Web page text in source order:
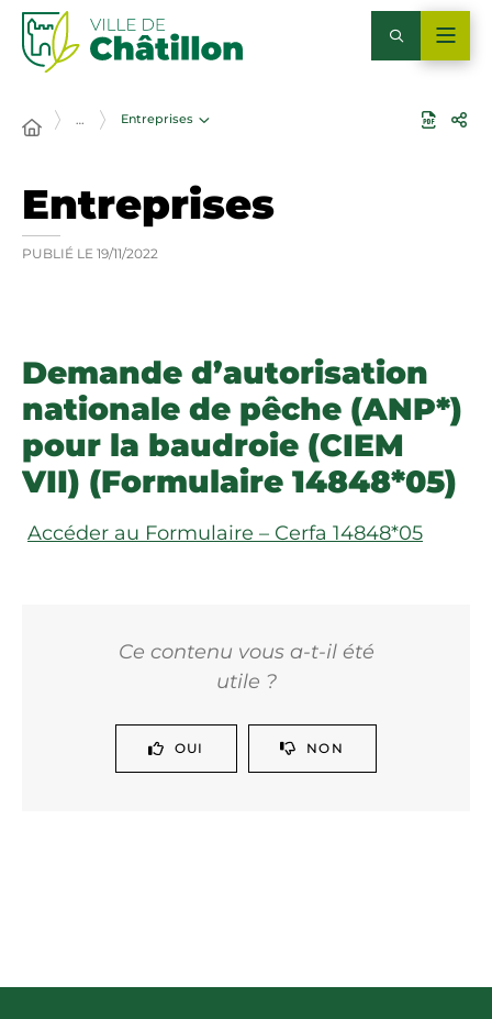
… Entreprises
Entreprises
PUBLIÉ LE 19/11/2022
Demande d’autorisation
nationale de pêche (ANP*)
pour la baudroie (CIEM
VII) (Formulaire 14848*05)
Accéder au Formulaire – Cerfa 14848*05
Ce contenu vous a-t-il été
utile ?
OUI NON